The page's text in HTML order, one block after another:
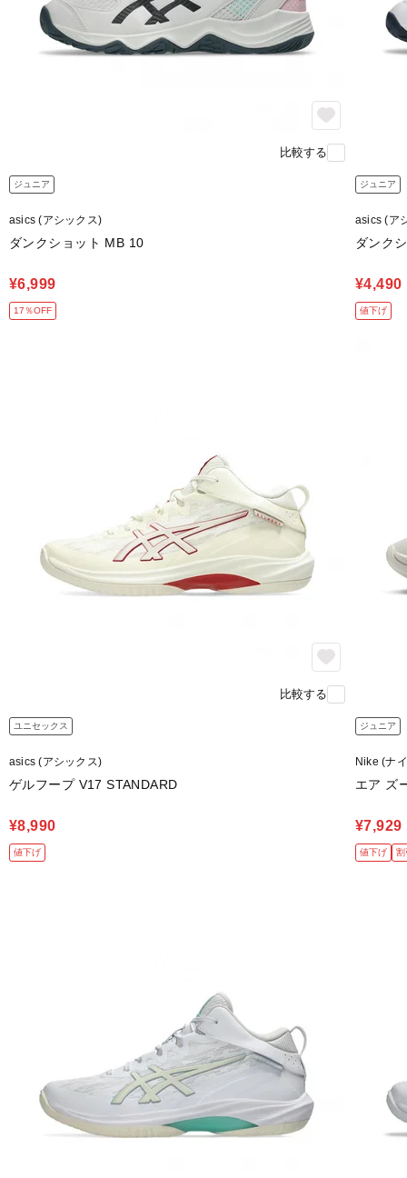
比較する
ジュニア
asics (アシックス)
ダンクショット MB 10
¥6,999
17％OFF
ジュニア
asics (ア
ダンク
¥4,490
値下げ
比較する
ユニセックス
asics (アシックス)
ゲルフープ V17 STANDARD
¥8,990
値下げ
ジュニア
Nike (ナ
エア ズ
¥7,929
値下げ 割